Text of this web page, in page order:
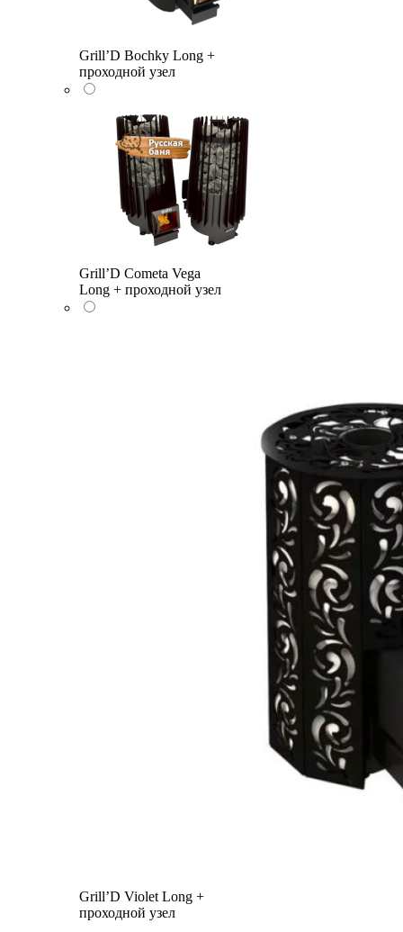
Grill’D Bochky Long +
проходной узел
Grill’D Cometa Vega
Long + проходной узел
Grill’D Violet Long +
проходной узел